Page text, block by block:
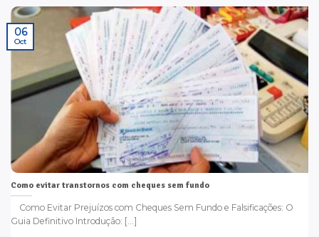
Como evitar transtornos com cheques sem fundo
Como Evitar Prejuízos com Cheques Sem Fundo e Falsificações: O
Guia Definitivo Introdução: [...]
06
Oct